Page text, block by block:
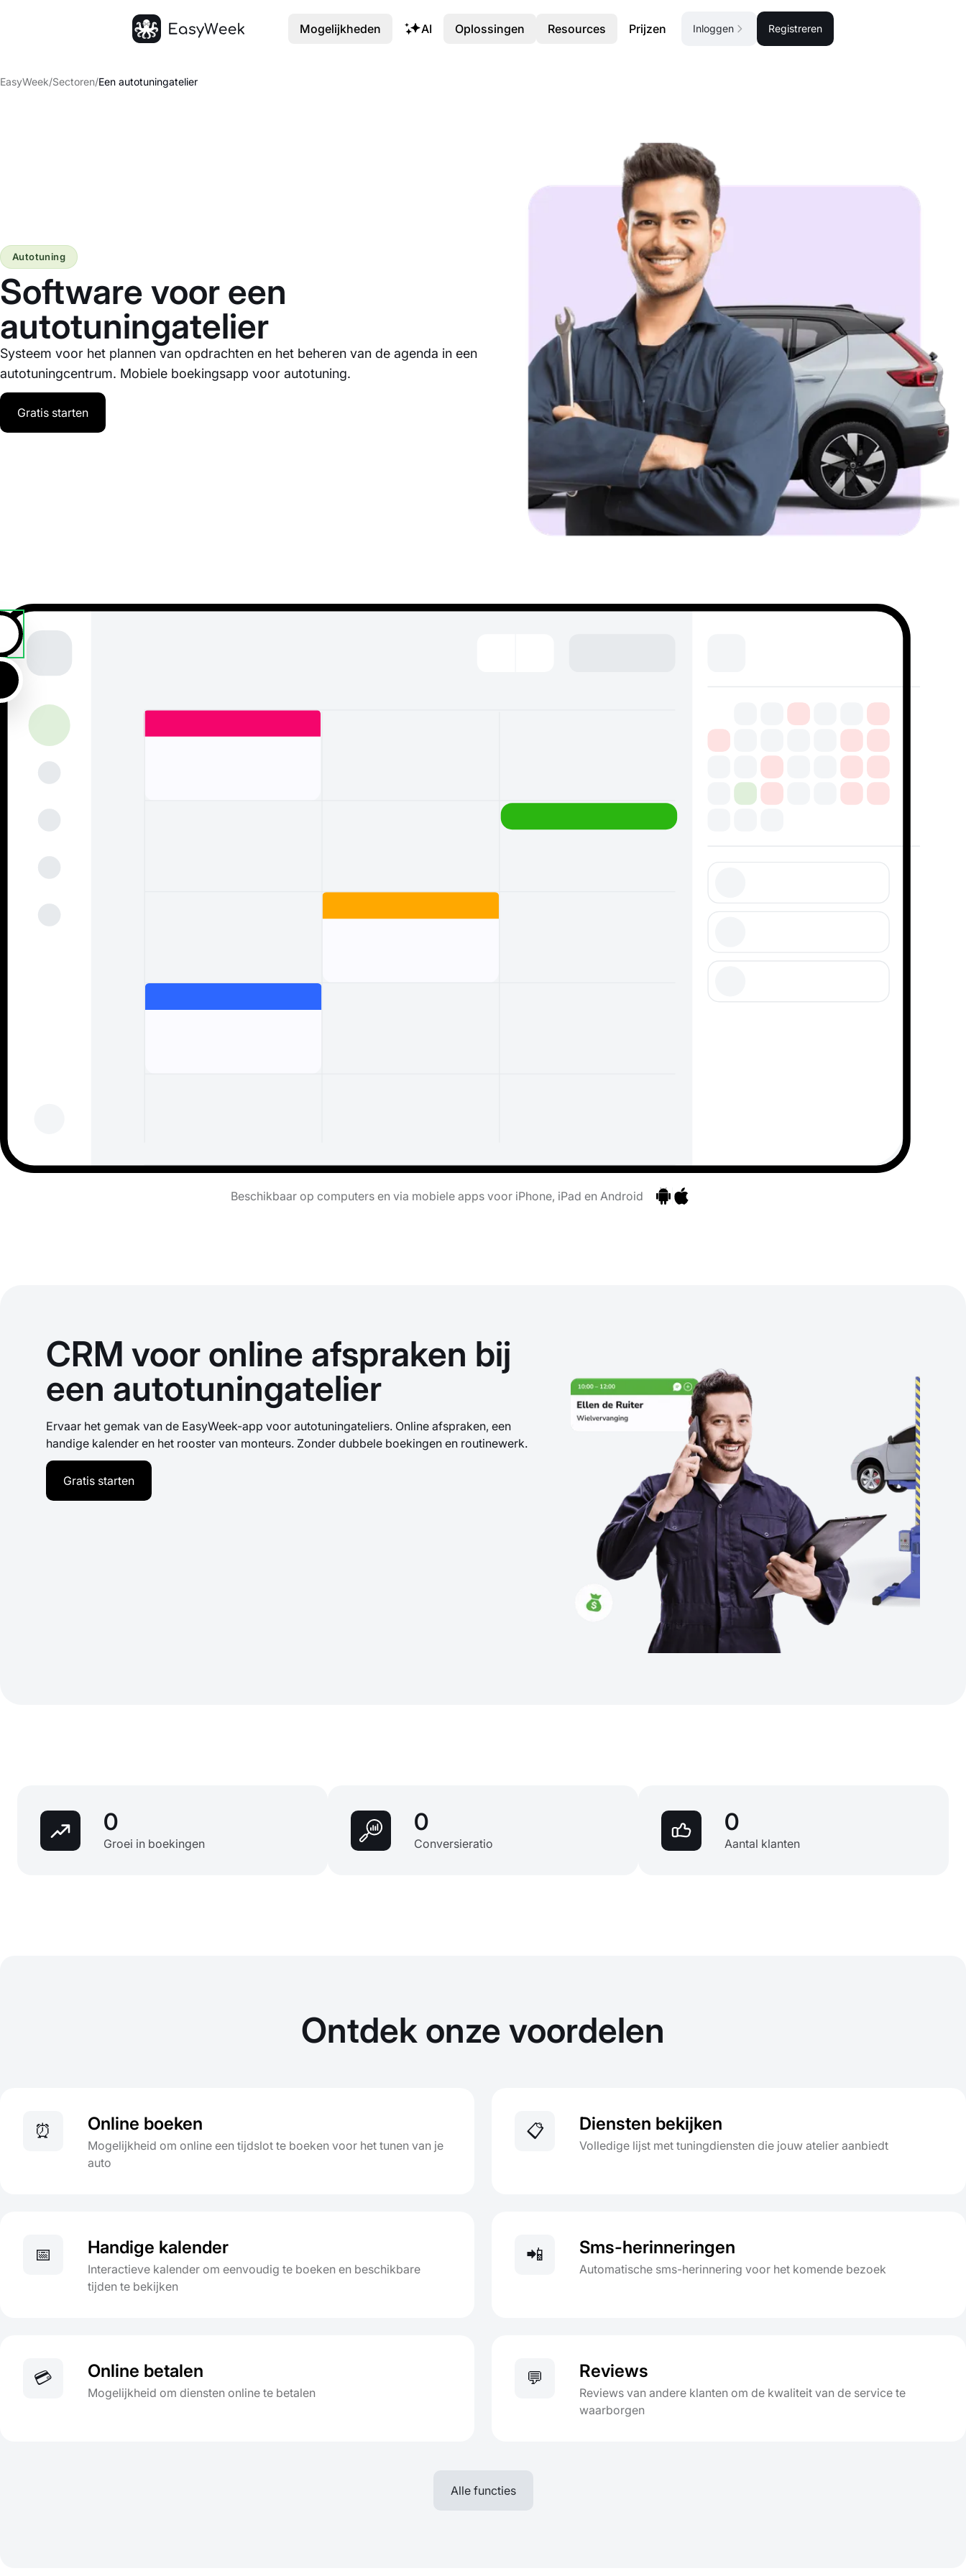
EasyWeek/Sectoren/Een autotuningatelier
Software voor een
autotuningatelier
Systeem voor het plannen van opdrachten en het beheren van de agenda in een
autotuningcentrum. Mobiele boekingsapp voor autotuning.
Autotuning
Gratis starten
Beschikbaar op computers en via mobiele apps voor iPhone, iPad en Android
CRM voor online afspraken bij
een autotuningatelier
Ervaar het gemak van de EasyWeek-app voor autotuningateliers. Online afspraken, een
handige kalender en het rooster van monteurs. Zonder dubbele boekingen en routinewerk.
Gratis starten
0
Groei in boekingen
0
Conversieratio
0
Aantal klanten
Ontdek onze voordelen
⏰ Online boeken
Mogelijkheid om online een tijdslot te boeken voor het tunen van je
auto
📋 Diensten bekijken
Volledige lijst met tuningdiensten die jouw atelier aanbiedt
📅 Handige kalender
Interactieve kalender om eenvoudig te boeken en beschikbare
tijden te bekijken
📲 Sms-herinneringen
Automatische sms-herinnering voor het komende bezoek
💳 Online betalen
Mogelijkheid om diensten online te betalen
💬 Reviews
Reviews van andere klanten om de kwaliteit van de service te
waarborgen
Alle functies
Mogelijkheden AI Oplossingen Resources Prijzen Inloggen Registreren